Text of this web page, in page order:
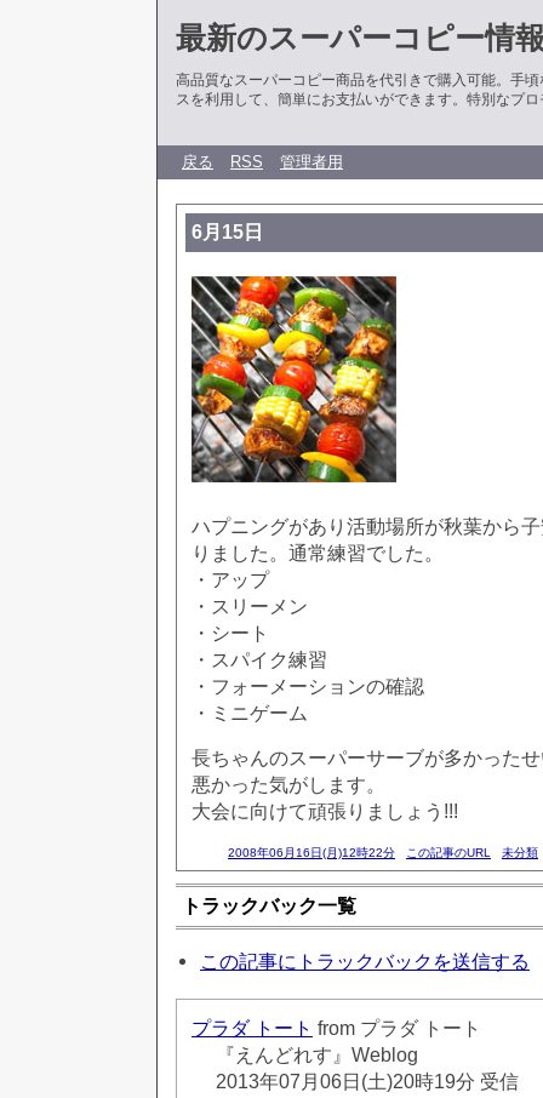
最新のスーパーコピー情
高品質なスーパーコピー商品を代引きで購入可能。手
スを利用して、簡単にお支払いができます。特別なプ
戻る RSS 管理者用
6月15日
ハプニングがあり活動場所が秋葉から
りました。通常練習でした。
・アップ
・スリーメン
・シート
・スパイク練習
・フォーメーションの確認
・ミニゲーム
長ちゃんのスーパーサーブが多かった
悪かった気がします。
大会に向けて頑張りましょう!!!
2008年06月16日(月)12時22分 この記事のURL 未分類
トラックバック一覧
この記事にトラックバックを送信する
プラダ トート from プラダ トート
『えんどれす』Weblog
2013年07月06日(土)20時19分 受信